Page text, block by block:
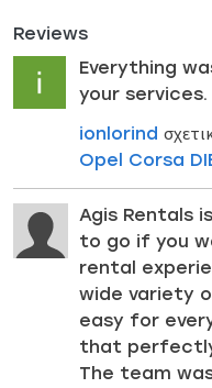
Reviews
Everything
your services.
ionlorind
Opel Corsa
Agis Rentals
to go if you
rental
wide variety
easy for
that
The team